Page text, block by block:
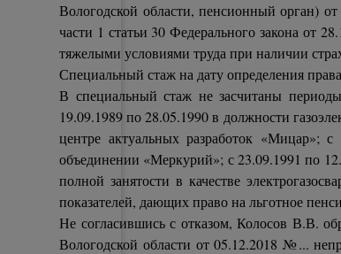
Вологодской области, пенсионный орган)
части 1 статьи 30 Федерального закона от
тяжелыми условиями труда при наличии
Специальный стаж на дату определения
В специальный стаж не засчитаны
19.09.1989 по 28.05.1990 в должности
центре актуальных разработок «Мицар»;
объединении «Меркурий»; с 23.09.1991 по
полной занятости в качестве
показателей, дающих право на льготное
Не согласившись с отказом, Колосов В.В.
Вологодской области от 05.12.2018 №...